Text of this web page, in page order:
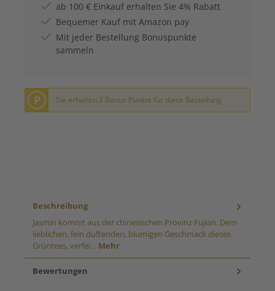
ab 100 € Einkauf erhalten Sie 4% Rabatt
Bequemer Kauf mit Amazon pay
Mit jeder Bestellung Bonuspunkte
sammeln
P Sie erhalten 2 Bonus Punkte für diese Bestellung
Beschreibung
Jasmin kommt aus der chinesischen Provinz Fujian. Dem
lieblichen, fein duftenden, blumigen Geschmack dieses
Grüntees, verfei… Mehr
Bewertungen